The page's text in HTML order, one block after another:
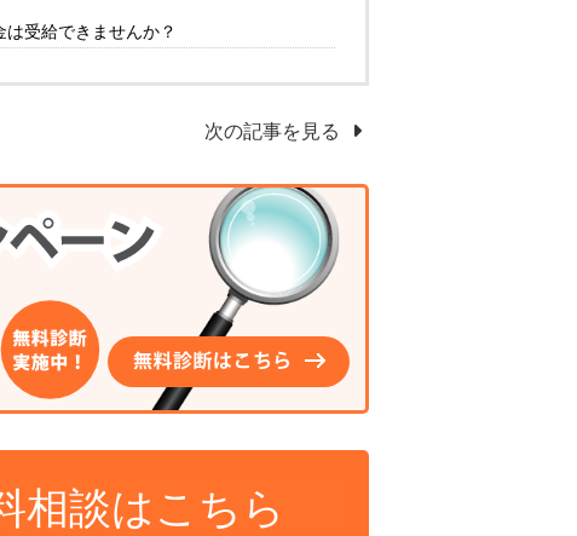
は受給できませんか？
次の記事を見る
相談はこちら